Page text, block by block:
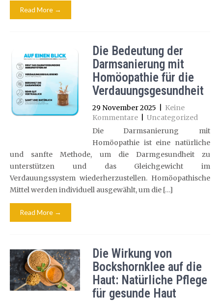
Read More →
Die Bedeutung der
Darmsanierung mit
Homöopathie für die
Verdauungsgesundheit
29 November 2025
Keine
Kommentare
Uncategorized
Die Darmsanierung mit
Homöopathie ist eine natürliche
und sanfte Methode, um die Darmgesundheit zu
unterstützen und das Gleichgewicht im
Verdauungssystem wiederherzustellen. Homöopathische
Mittel werden individuell ausgewählt, um die […]
Read More →
Die Wirkung von
Bockshornklee auf die
Haut: Natürliche Pflege
für gesunde Haut